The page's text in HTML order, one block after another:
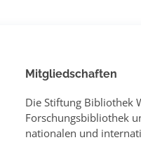
Mitgliedschaften
Die Stiftung Bibliothek
Forschungsbibliothek
nationalen und